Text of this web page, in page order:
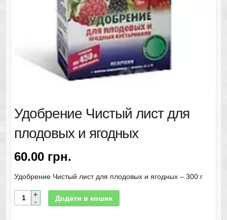
Удобрение Чистый лист для
плодовых и ягодных
60.00 грн.
Удобрение Чистый лист для плодовых и ягодных – 300 г
Додати в кошик